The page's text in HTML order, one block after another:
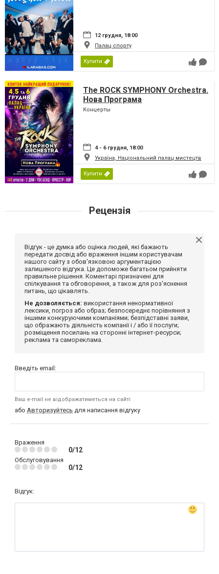
12 грудня, 18:00
Палац спорту
Купити
The ROCK SYMPHONY Orchestra.
Нова Програма
Концерты
4 - 6 грудня, 18:00
Україна, Національний палац мистецтв
Купити
Рецензія
Відгук - це думка або оцінка людей, які бажають
передати досвід або враження іншим користувачам
нашого сайту з обов'язковою аргументацією
залишеного відгука. Це допоможе багатьом прийняти
правильне рішення. Коментарі призначені для
спілкування та обговорення, а також для роз'яснення
питань, що цікавлять.
Не дозволяється: використання ненормативної
лексики, погроз або образ; безпосереднє порівняння з
іншими конкуруючими компаніями; безпідставні заяви,
що ображають діяльність компанії і / або її послуги;
розміщення посилань на сторонні інтернет-ресурси;
реклама та самореклама.
Введіть email:
Ваш e-mail не відображатиметься на сайті
або Авторизуйтесь для написання відгуку
Враження
0/12
Обслуговування
0/12
Відгук: